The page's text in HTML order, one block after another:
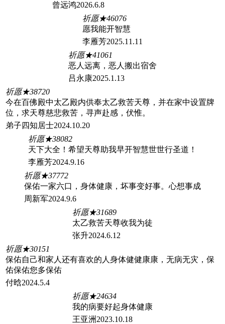
曾远鸿2026.6.8
祈愿★46076
愿我能开智慧
李雁芳2025.11.11
祈愿★41061
恶人远离，恶人搬出宿舍
吕永康2025.1.13
祈愿★38720
今在百佛殿中太乙殿内供奉太乙救苦天尊，并在家中设置牌
位，求天尊慈悲救苦，寻声赴感，伏惟。
弟子四知居士2024.10.20
祈愿★38082
天下大全！希望天尊助我早开智慧世世行圣道！
李雁芳2024.9.16
祈愿★37772
保佑一家六口，身体健康，坏事变好事。心想事成
周新军2024.9.6
祈愿★31689
太乙救苦天尊收我为徒
张升2024.6.12
祈愿★30151
保佑自己和家人还有喜欢的人身体健健康康，无病无灾，保
佑保佑您多保佑
付晗2024.5.4
祈愿★24634
我的病要好起身体健康
王亚洲2023.10.18